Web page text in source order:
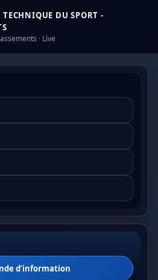
TECHNIQUE DU SPORT -
· Live
d’information